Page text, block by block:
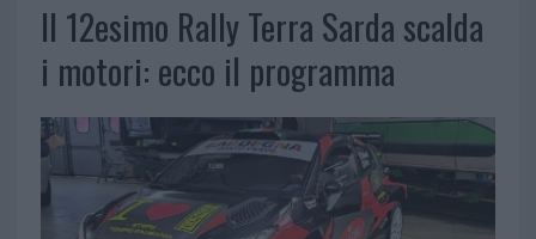
Il 12esimo Rally Terra Sarda scalda
i motori: ecco il programma